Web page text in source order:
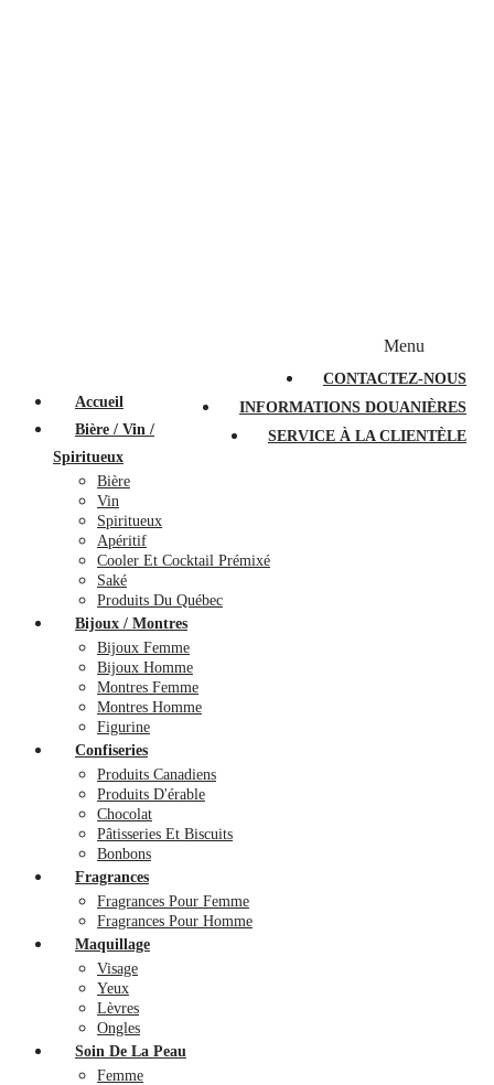
CONTACTEZ-NOUS
INFORMATIONS DOUANIÈRES
SERVICE À LA CLIENTÈLE
Menu
Accueil
Bière / Vin /
Spiritueux
Bière
Vin
Spiritueux
Apéritif
Cooler Et Cocktail Prémixé
Saké
Produits Du Québec
Bijoux / Montres
Bijoux Femme
Bijoux Homme
Montres Femme
Montres Homme
Figurine
Confiseries
Produits Canadiens
Produits D'érable
Chocolat
Pâtisseries Et Biscuits
Bonbons
Fragrances
Fragrances Pour Femme
Fragrances Pour Homme
Maquillage
Visage
Yeux
Lèvres
Ongles
Soin De La Peau
Femme